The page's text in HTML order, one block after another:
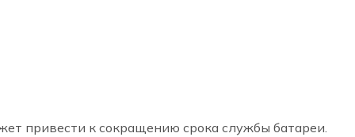
привести к сокращению срока службы батареи.